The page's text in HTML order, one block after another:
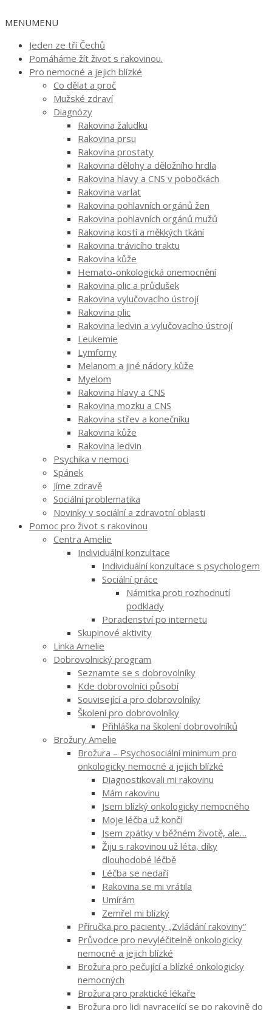
MENUMENU
Jeden ze tří Čechů
Pomáháme žít život s rakovinou.
Pro nemocné a jejich blízké
Co dělat a proč
Mužské zdraví
Diagnózy
Rakovina žaludku
Rakovina prsu
Rakovina prostaty
Rakovina dělohy a děložního hrdla
Rakovina hlavy a CNS v pobočkách
Rakovina varlat
Rakovina pohlavních orgánů žen
Rakovina pohlavních orgánů mužů
Rakovina kostí a měkkých tkání
Rakovina trávicího traktu
Rakovina kůže
Hemato-onkologická onemocnění
Rakovina plic a průdušek
Rakovina vylučovacího ústrojí
Rakovina plic
Rakovina ledvin a vylučovacího ústrojí
Leukemie
Lymfomy
Melanom a jiné nádory kůže
Myelom
Rakovina hlavy a CNS
Rakovina mozku a CNS
Rakovina střev a konečníku
Rakovina kůže
Rakovina ledvin
Psychika v nemoci
Spánek
Jíme zdravě
Sociální problematika
Novinky v sociální a zdravotní oblasti
Pomoc pro život s rakovinou
Centra Amelie
Individuální konzultace
Individuální konzultace s psychologem
Sociální práce
Námitka proti rozhodnutí
podklady
Poradenství po internetu
Skupinové aktivity
Linka Amelie
Dobrovolnický program
Seznamte se s dobrovolníky
Kde dobrovolníci působí
Související a pro dobrovolníky
Školení pro dobrovolníky
Přihláška na školení dobrovolníků
Brožury Amelie
Brožura – Psychosociální minimum pro
onkologicky nemocné a jejich blízké
Diagnostikovali mi rakovinu
Mám rakovinu
Jsem blízký onkologicky nemocného
Moje léčba už končí
Jsem zpátky v běžném životě, ale…
Žiju s rakovinou už léta, díky
dlouhodobé léčbě
Léčba se nedaří
Rakovina se mi vrátila
Umírám
Zemřel mi blízký
Příručka pro pacienty „Zvládání rakoviny“
Průvodce pro nevyléčitelně onkologicky
nemocné a jejich blízké
Brožura pro pečující a blízké onkologicky
nemocných
Brožura pro praktické lékaře
Brožura pro lidi navracející se po rakovině do